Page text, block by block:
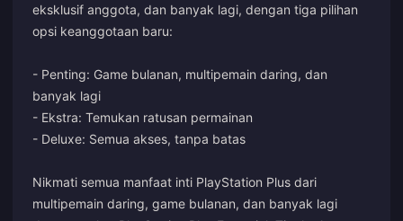
eksklusif anggota, dan banyak lagi, dengan tiga pilihan
opsi keanggotaan baru:
- Penting: Game bulanan, multipemain daring, dan
banyak lagi
- Ekstra: Temukan ratusan permainan
- Deluxe: Semua akses, tanpa batas
Nikmati semua manfaat inti PlayStation Plus dari
multipemain daring, game bulanan, dan banyak lagi